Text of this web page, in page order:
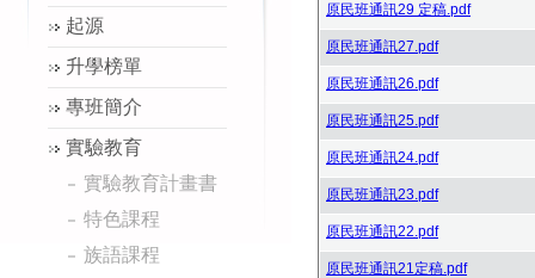
起源
升學榜單
專班簡介
實驗教育
實驗教育計畫書
特色課程
族語課程
原民班通訊29 定稿.pdf
原民班通訊27.pdf
原民班通訊26.pdf
原民班通訊25.pdf
原民班通訊24.pdf
原民班通訊23.pdf
原民班通訊22.pdf
原民班通訊21定稿.pdf